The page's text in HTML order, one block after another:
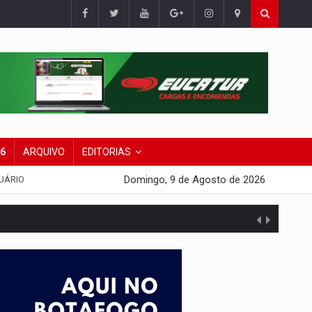
ARQUIVO EDITORIAS
Domingo, 9 de Agosto de 2026